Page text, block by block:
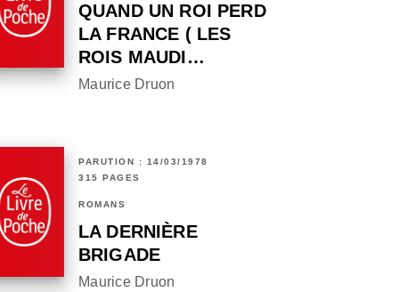
QUAND UN ROI PERD
LA FRANCE ( LES
ROIS MAUDI…
Maurice Druon
PARUTION : 14/03/1978
315 PAGES
ROMANS
LA DERNIÈRE
BRIGADE
Maurice Druon